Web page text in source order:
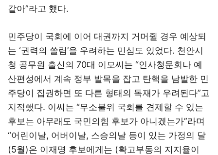
같아”라고 했다.
민주당이 국회에 이어 대권까지 거머쥘 경우 예상되
는 ‘권력의 쏠림’을 우려하는 민심도 있었다. 천안시
청 공무원 출신의 70대 이모씨는 “인사청문회나 예
산편성에서 계속 정부 발목을 잡고 탄핵을 남발한 민
주당이 집권하면 또 다른 형태의 독재가 우려된다”고
지적했다. 이씨는 “무소불위 국회를 견제할 수 있는
후보는 아무래도 국민의힘 후보가 아니겠는가”라며
“어린이날, 어버이날, 스승의날 등이 있는 가정의 달
(5월)은 이재명 후보에게는 (확고부동의 지지율이